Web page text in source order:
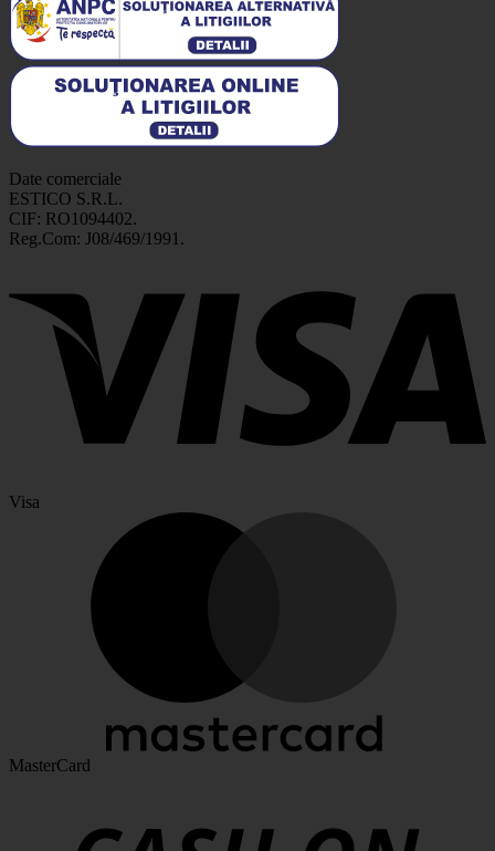
Date comerciale
ESTICO S.R.L.
CIF: RO1094402.
Reg.Com: J08/469/1991.
Visa
MasterCard